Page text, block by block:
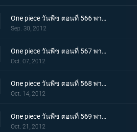
One piece วันพีช ตอนที่ 566 พากย์ไทย ใกล้จะสิ้นสุด! ศึกตัดสินกับโฮดี้มาถึงแล้ว
Sep. 30, 2012
One piece วันพีช ตอนที่ 567 พากย์ไทย เรือโนอาห์จงหยุด! หมัดปืนกลช้างอันเด็ดเดี่ยว!
Oct. 07, 2012
One piece วันพีช ตอนที่ 568 พากย์ไทย ไปสู่อนาคต! เส้นทางที่เชื่อมไปยังแสงอาทิตย์!
Oct. 14, 2012
One piece วันพีช ตอนที่ 569 พากย์ไทย ความลับได้เปิดเผย!!! ความจริง?..เกี่ยวกับอาวุธโบราณ!!
Oct. 21, 2012